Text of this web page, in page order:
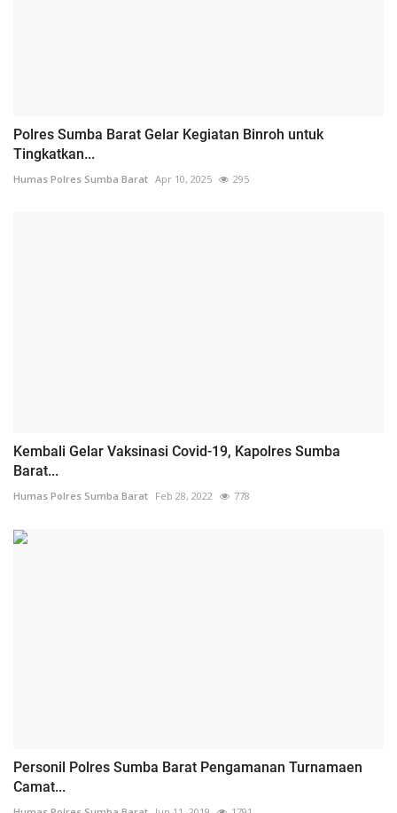
Polres Sumba Barat Gelar Kegiatan Binroh untuk
Tingkatkan...
Humas Polres Sumba Barat Apr 10, 2025 295
Kembali Gelar Vaksinasi Covid-19, Kapolres Sumba
Barat...
Humas Polres Sumba Barat Feb 28, 2022 778
Personil Polres Sumba Barat Pengamanan Turnamaen
Camat...